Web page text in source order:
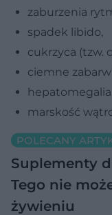
zaburzenia
spadek libido,
cukrzyca (tzw.
ciemne
hepatomegalia
marskość
POLECANY
Suplementy
Tego nie
żywieniu